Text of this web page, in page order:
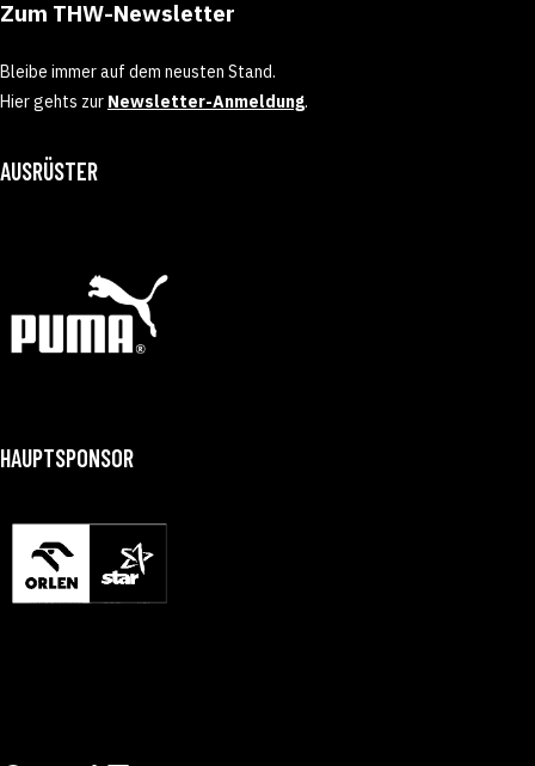
Zum THW-Newsletter
Bleibe immer auf dem neusten Stand.
Hier gehts zur Newsletter-Anmeldung.
AUSRÜSTER
HAUPTSPONSOR